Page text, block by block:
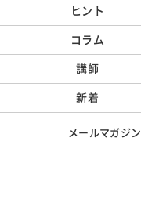
ヒント
コラム
講師
新着
メールマガジン